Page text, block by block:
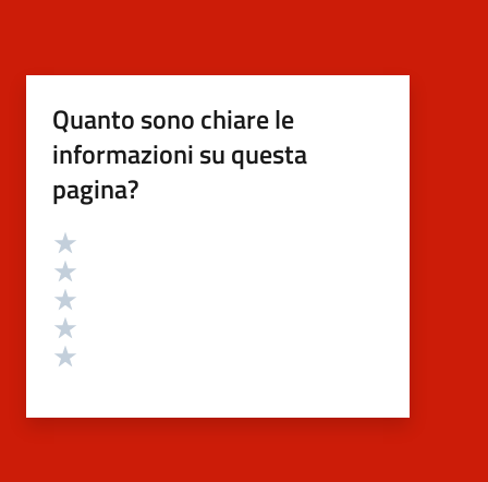
Quanto sono chiare le
informazioni su questa
pagina?
Valutazione